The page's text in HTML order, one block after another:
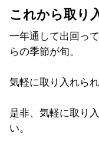
これから取り
一年通して出回っ
らの季節が旬。
気軽に取り入れら
是非、気軽に取り
い。